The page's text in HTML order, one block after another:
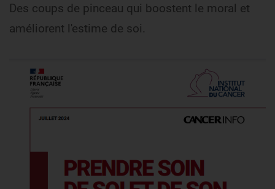
Des coups de pinceau qui boostent le moral et
améliorent l'estime de soi.